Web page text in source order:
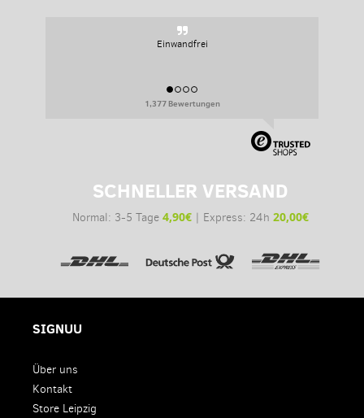
Sehr persoenlich, sehr flexibel.
1,377 Bewertungen
SCHNELLER VERSAND
Normal: 3-5 Tage 4,90€| Express: 24h 20,00€
SIGNUU
Über uns
Kontakt
Store Leipzig